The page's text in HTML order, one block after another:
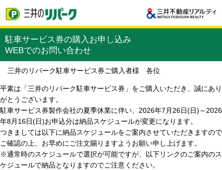
駐車サービス券の購入お申し込み
WEBでのお問い合わせ
三井のリパーク駐車サービス券ご購入者様 各位
平素は「三井のリパーク駐車サービス券」をご購入いただき、誠にあり
がとうございます。
駐車サービス券製作会社の夏季休業に伴い、2026年7月26日(日)～2026
年8月16日(日)お申込分は納品スケジュールが変更になります。
つきましては以下に納品スケジュールをご案内させていただきますので
ご確認の上、お早めにご注文賜りますようお願い申し上げます。
※通常時のスケジュールで選択が可能ですが、以下リンクのご案内のス
ケジュールで納品となりますのでご注意ください。